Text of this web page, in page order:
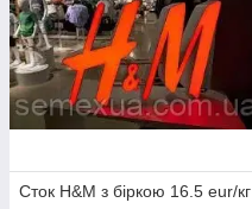
Сток H&M з біркою 16.5 eur/кг